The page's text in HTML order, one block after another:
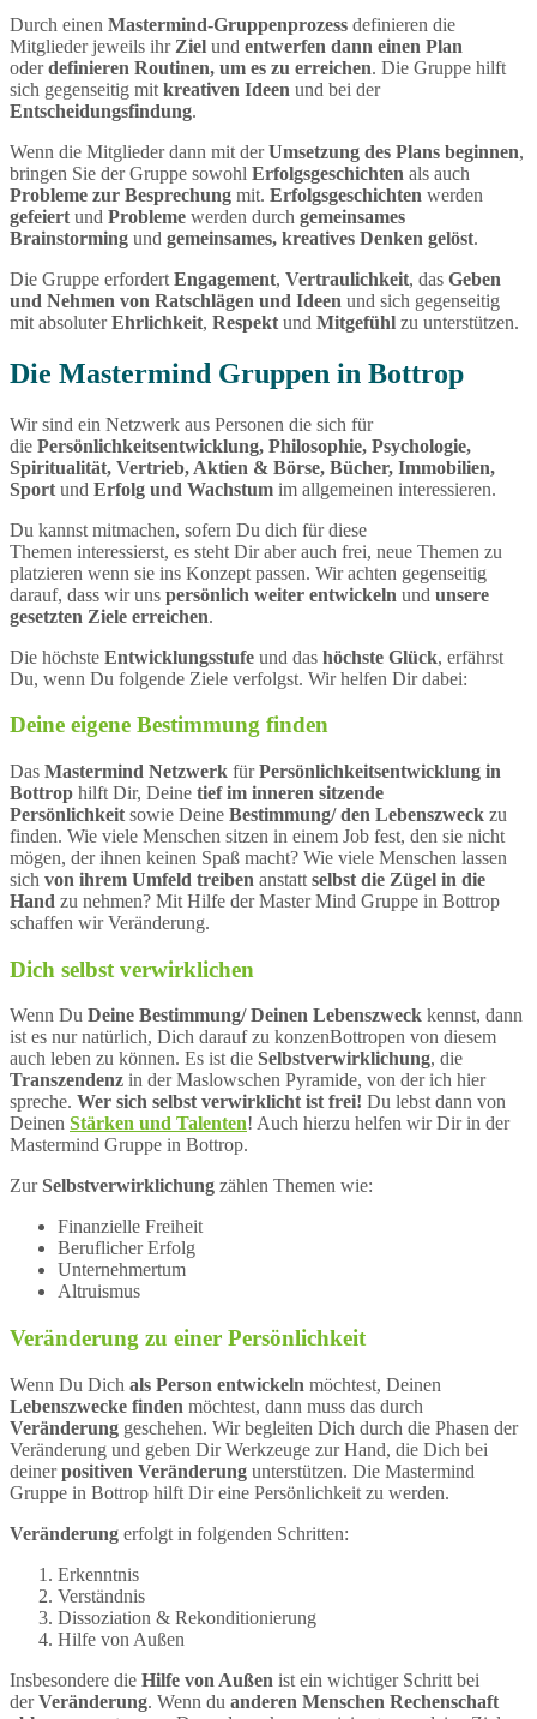
Durch einen Mastermind-Gruppenprozess definieren die
Mitglieder jeweils ihr Ziel und entwerfen dann einen Plan
oderdefinieren Routinen, um es zu erreichen. Die Gruppe hilft
sich gegenseitig mit kreativen Ideen und bei der
Entscheidungsfindung.
Wenn die Mitglieder dann mit derUmsetzung des Plans beginnen,
bringen Sie der Gruppe sowohl Erfolgsgeschichten als auch
Probleme zur Besprechung mit. Erfolgsgeschichten werden
gefeiert und Probleme werden durch gemeinsames
Brainstorming und gemeinsames, kreatives Denken gelöst.
Die Gruppe erfordert Engagement, Vertraulichkeit, das Geben
und Nehmen von Ratschlägen und Ideen und sich gegenseitig
mit absoluterEhrlichkeit, Respekt und Mitgefühl zu unterstützen.
Die Mastermind Gruppen in Bottrop
Wir sind ein Netzwerk aus Personen die sich für
die Persönlichkeitsentwicklung, Philosophie, Psychologie,
Spiritualität, Vertrieb, Aktien & Börse, Bücher, Immobilien,
Sport und Erfolg und Wachstum im allgemeinen interessieren.
Du kannst mitmachen, sofern Du dich für diese
Themen interessierst, es steht Dir aber auch frei, neue Themen zu
platzieren wenn sie ins Konzept passen. Wir achten gegenseitig
darauf, dass wir uns persönlich weiter entwickeln und unsere
gesetzten Ziele erreichen.
Die höchste Entwicklungsstufe und das höchste Glück, erfährst
Du, wenn Du folgende Ziele verfolgst. Wir helfen Dir dabei:
Deine eigene Bestimmung finden
Das Mastermind Netzwerk fürPersönlichkeitsentwicklung in
Bottrop hilft Dir, Deine tief im inneren sitzende
Persönlichkeit sowie Deine Bestimmung/ den Lebenszweck zu
finden. Wie viele Menschen sitzen in einem Job fest, den sie nicht
mögen, der ihnen keinen Spaß macht? Wie viele Menschen lassen
sich von ihrem Umfeld treiben anstatt selbst die Zügel in die
Hand zu nehmen? Mit Hilfe der Master Mind Gruppe in Bottrop
schaffen wir Veränderung.
Dich selbst verwirklichen
Wenn Du Deine Bestimmung/ Deinen Lebenszweck kennst, dann
ist es nur natürlich, Dich darauf zu konzenBottropen von diesem
auch leben zu können. Es ist die Selbstverwirklichung, die
Transzendenz in der Maslowschen Pyramide, von der ich hier
spreche. Wer sich selbst verwirklicht ist frei! Du lebst dann von
Deinen Stärken und Talenten! Auch hierzu helfen wir Dir in der
Mastermind Gruppe in Bottrop.
ZurSelbstverwirklichung zählen Themen wie:
Finanzielle Freiheit
Beruflicher Erfolg
Unternehmertum
Altruismus
Veränderung zu einer Persönlichkeit
Wenn Du Dich als Person entwickeln möchtest, Deinen
Lebenszwecke finden möchtest, dann muss das durch
Veränderung geschehen. Wir begleiten Dich durch die Phasen der
Veränderung und geben Dir Werkzeuge zur Hand, die Dich bei
deinerpositiven Veränderung unterstützen. Die Mastermind
Gruppe in Bottrop hilft Dir eine Persönlichkeit zu werden.
Veränderung erfolgt in folgenden Schritten:
Erkenntnis
Verständnis
Dissoziation & Rekonditionierung
Hilfe von Außen
Insbesondere die Hilfe von Außen ist ein wichtiger Schritt bei
derVeränderung. Wenn du anderen Menschen Rechenschaft